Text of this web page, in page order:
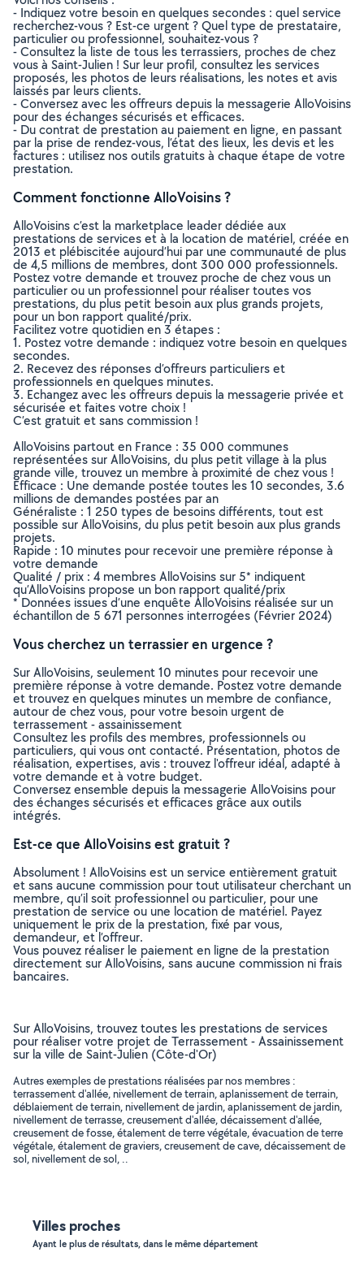
- Indiquez votre besoin en quelques secondes : quel service
recherchez-vous ? Est-ce urgent ? Quel type de prestataire,
particulier ou professionnel, souhaitez-vous ?
- Consultez la liste de tous les terrassiers, proches de chez
vous à Saint-Julien ! Sur leur profil, consultez les services
proposés, les photos de leurs réalisations, les notes et avis
laissés par leurs clients.
- Conversez avec les offreurs depuis la messagerie AlloVoisins
pour des échanges sécurisés et efficaces.
- Du contrat de prestation au paiement en ligne, en passant
par la prise de rendez-vous, l’état des lieux, les devis et les
factures : utilisez nos outils gratuits à chaque étape de votre
prestation.
Comment fonctionne AlloVoisins ?
AlloVoisins c’est la marketplace leader dédiée aux
prestations de services et à la location de matériel, créée en
2013 et plébiscitée aujourd’hui par une communauté de plus
de 4,5 millions de membres, dont 300 000 professionnels.
Postez votre demande et trouvez proche de chez vous un
particulier ou un professionnel pour réaliser toutes vos
prestations, du plus petit besoin aux plus grands projets,
pour un bon rapport qualité/prix.
Facilitez votre quotidien en 3 étapes :
1. Postez votre demande : indiquez votre besoin en quelques
secondes.
2. Recevez des réponses d’offreurs particuliers et
professionnels en quelques minutes.
3. Echangez avec les offreurs depuis la messagerie privée et
sécurisée et faites votre choix !
C’est gratuit et sans commission !
AlloVoisins partout en France : 35 000 communes
représentées sur AlloVoisins, du plus petit village à la plus
grande ville, trouvez un membre à proximité de chez vous !
Efficace : Une demande postée toutes les 10 secondes, 3.6
millions de demandes postées par an
Généraliste : 1 250 types de besoins différents, tout est
possible sur AlloVoisins, du plus petit besoin aux plus grands
projets.
Rapide : 10 minutes pour recevoir une première réponse à
votre demande
Qualité / prix : 4 membres AlloVoisins sur 5* indiquent
qu’AlloVoisins propose un bon rapport qualité/prix
* Données issues d’une enquête AlloVoisins réalisée sur un
échantillon de 5 671 personnes interrogées (Février 2024)
Vous cherchez un terrassier en urgence ?
Sur AlloVoisins, seulement 10 minutes pour recevoir une
première réponse à votre demande. Postez votre demande
et trouvez en quelques minutes un membre de confiance,
autour de chez vous, pour votre besoin urgent de
terrassement - assainissement
Consultez les profils des membres, professionnels ou
particuliers, qui vous ont contacté. Présentation, photos de
réalisation, expertises, avis : trouvez l'offreur idéal, adapté à
votre demande et à votre budget.
Conversez ensemble depuis la messagerie AlloVoisins pour
des échanges sécurisés et efficaces grâce aux outils
intégrés.
Est-ce que AlloVoisins est gratuit ?
Absolument ! AlloVoisins est un service entièrement gratuit
et sans aucune commission pour tout utilisateur cherchant un
membre, qu’il soit professionnel ou particulier, pour une
prestation de service ou une location de matériel. Payez
uniquement le prix de la prestation, fixé par vous,
demandeur, et l’offreur.
Vous pouvez réaliser le paiement en ligne de la prestation
directement sur AlloVoisins, sans aucune commission ni frais
bancaires.
Sur AlloVoisins, trouvez toutes les prestations de services
pour réaliser votre projet de Terrassement - Assainissement
sur la ville de Saint-Julien (Côte-d'Or)
Autres exemples de prestations réalisées par nos membres :
terrassement d'allée, nivellement de terrain, aplanissement de terrain,
déblaiement de terrain, nivellement de jardin, aplanissement de jardin,
nivellement de terrasse, creusement d'allée, décaissement d'allée,
creusement de fosse, étalement de terre végétale, évacuation de terre
végétale, étalement de graviers, creusement de cave, décaissement de
sol, nivellement de sol, ..
Villes proches
Ayant le plus de résultats, dans le même département